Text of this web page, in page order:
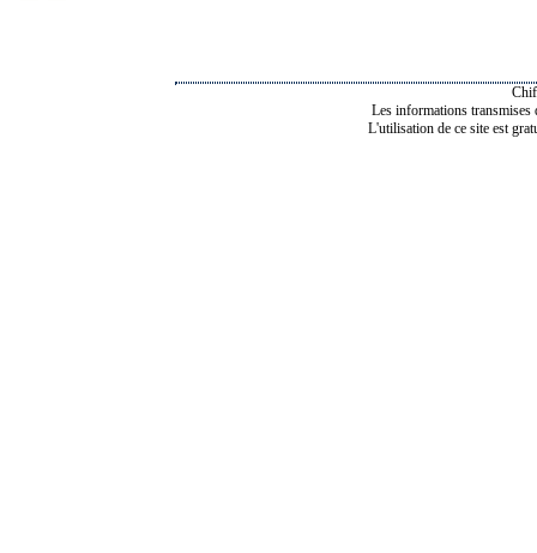
Les informations transmises
L'utilisation de ce site est